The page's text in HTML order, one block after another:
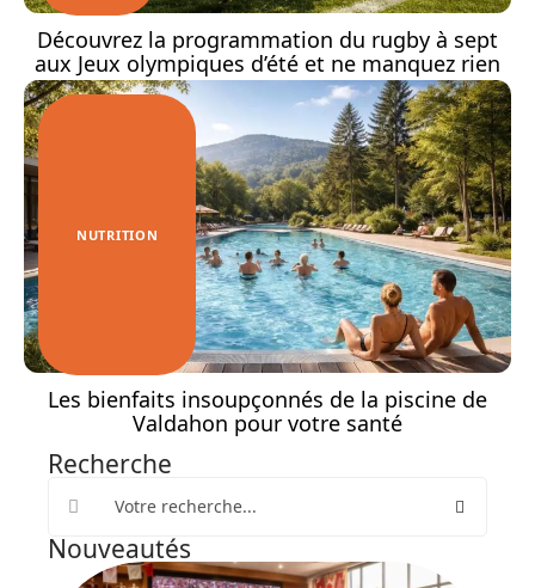
Découvrez la programmation du rugby à sept
aux Jeux olympiques d’été et ne manquez rien
NUTRITION
Les bienfaits insoupçonnés de la piscine de
Valdahon pour votre santé
Recherche
Nouveautés